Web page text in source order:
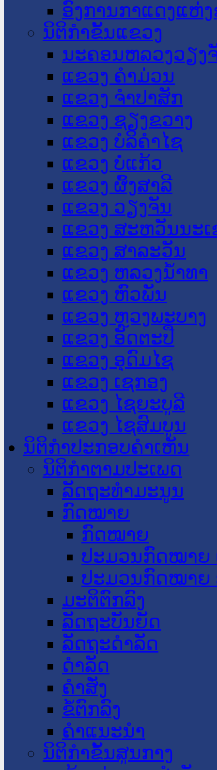
ອົງການກາແດງແຫ່
ນິຕິກໍາຂັ້ນແຂວງ
ນະ​ຄອນ​ຫລວງວຽງ
ແຂວງ ຄໍາມ່ວນ
ແຂວງ ຈໍາປາສັກ
ແຂວງ ຊຽງຂວາງ
ແຂວງ ບໍລິຄໍາໄຊ
ແຂວງ ບໍ່ແກ້ວ
ແຂວງ ຜົ້ງສາລີ
ແຂວງ ວຽງຈັນ
ແຂວງ ສະຫວັນນະ
ແຂວງ ສາລະວັນ
ແຂວງ ຫລວງນໍ້າທາ
ແຂວງ ຫົວພັນ
ແຂວງ ຫຼວງພະບາງ
ແຂວງ ອັດຕະປື
ແຂວງ ອຸດົມໄຊ
ແຂວງ ເຊກອງ
ແຂວງ ໄຊຍະບູລີ
ແຂວງ ໄຊສົມບູນ
ນິຕິກໍາປະກອບຄໍາເຫັນ
ນິຕິກໍາຕາມປະເພດ
ລັດຖະທໍາມະນູນ
ກົດໝາຍ
ກົດໝາຍ
ປະມວນກົດໝາຍ
ປະມວນກົດໝາຍ
ມະຕິຕົກລົງ
ລັດຖະບັນຍັດ
ລັດຖະດໍາລັດ
ດໍາລັດ
ຄໍາສັ່ງ
ຂໍ້ຕົກລົງ
ຄໍາແນະນໍາ
ນິຕິກຳຂັ້ນສູນກາງ